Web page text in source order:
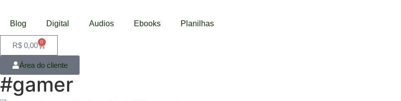
Blog Digital Audios Ebooks Planilhas
R$ 0,00 0
Área do cliente
#gamer